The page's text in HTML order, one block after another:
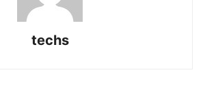
techs